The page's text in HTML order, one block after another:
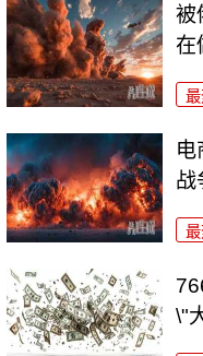
被
在
电
战
\"